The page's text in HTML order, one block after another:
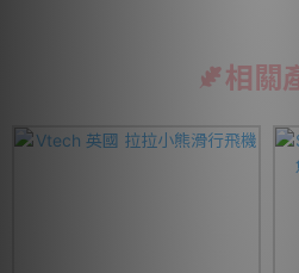
相關